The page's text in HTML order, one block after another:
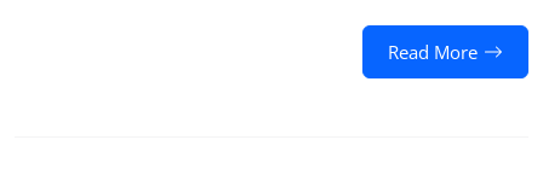
Read More